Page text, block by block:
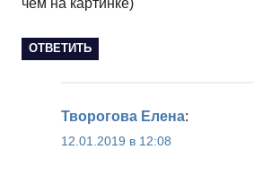
чем на картинке)
ОТВЕТИТЬ
Творогова Елена:
12.01.2019 в 12:08